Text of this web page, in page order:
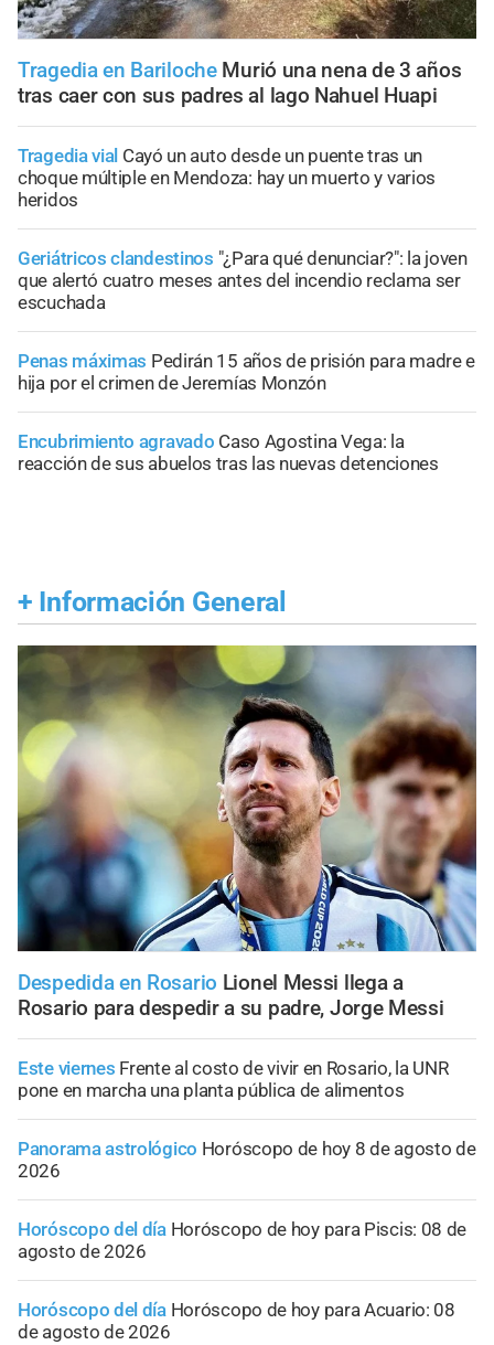
Tragedia en Bariloche Murió una nena de 3 años
tras caer con sus padres al lago Nahuel Huapi
Tragedia vial Cayó un auto desde un puente tras un
choque múltiple en Mendoza: hay un muerto y varios
heridos
Geriátricos clandestinos "¿Para qué denunciar?": la joven
que alertó cuatro meses antes del incendio reclama ser
escuchada
Penas máximas Pedirán 15 años de prisión para madre e
hija por el crimen de Jeremías Monzón
Encubrimiento agravado Caso Agostina Vega: la
reacción de sus abuelos tras las nuevas detenciones
+ Información General
Despedida en Rosario Lionel Messi llega a
Rosario para despedir a su padre, Jorge Messi
Este viernes Frente al costo de vivir en Rosario, la UNR
pone en marcha una planta pública de alimentos
Panorama astrológico Horóscopo de hoy 8 de agosto de
2026
Horóscopo del día Horóscopo de hoy para Piscis: 08 de
agosto de 2026
Horóscopo del día Horóscopo de hoy para Acuario: 08
de agosto de 2026